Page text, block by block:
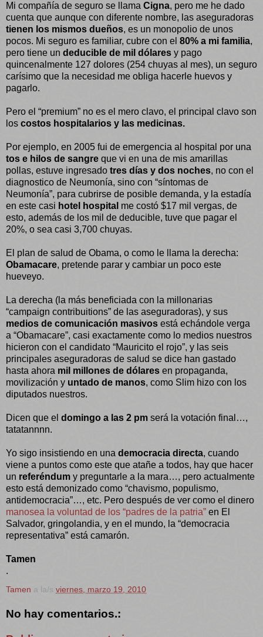
Mi compañía de seguro se llama Cigna, pero me he dado
cuenta que aunque con diferente nombre, las aseguradoras
tienen los mismos dueños, es un monopolio de unos
pocos. Mi seguro es familiar, cubre con el 80% a mi familia,
pero tiene un deducible de mil dólares y pago
quincenalmente 127 dolores (254 chuyas al mes), un seguro
carísimo que la necesidad me obliga hacerle huevos y
pagarlo.
Pero el “premium” no es el mero clavo, el principal clavo son
los costos hospitalarios y las medicinas.
Por ejemplo, en 2005 fui de emergencia al hospital por una
tos e hilos de sangre que vi en una de mis amarillas
pollas, estuve ingresado tres días y dos noches, no con el
diagnostico de Neumonía, sino con “síntomas de
Neumonía”, para cubrirse de posible demanda, y la estadía
en este casi hotel hospital me costó $17 mil vergas, de
esto, además de los mil de deducible, tuve que pagar el
20%, o sea casi 3,700 chuyas.
El plan de salud de Obama, o como le llama la derecha:
Obamacare, pretende parar y cambiar un poco este
hueveyo.
La derecha (la más beneficiada con la millonarias
“campaign contribuitions” de las aseguradoras), y sus
medios de comunicación masivos está echándole verga
a “Obamacare”, casi exactamente como lo medios nuestros
hicieron con el candidato “Mauricito el rojo”, y las seis
principales aseguradoras de salud se dice han gastado
hasta ahora mil millones de dólares en propaganda,
movilización y untado de manos, como Slim hizo con los
diputados nuestros.
Dicen que el domingo a las 2 pm será la votación final…,
tatatannnn.
Yo sigo insistiendo en una democracia directa, cuando
viene a puntos como este que atañe a todos, hay que hacer
un referéndum y preguntarle a la mara…, pero actualmente
esto está demonizado como “chavismo, populismo,
antidemocracia”…, etc. Pero después de ver como el dinero
manosea la voluntad de los “padres de la patria” en El
Salvador, gringolandia, y en el mundo, la “democracia
representativa” está camarón.
Tamen
.
Tamen a la/s viernes, marzo 19, 2010
No hay comentarios.: